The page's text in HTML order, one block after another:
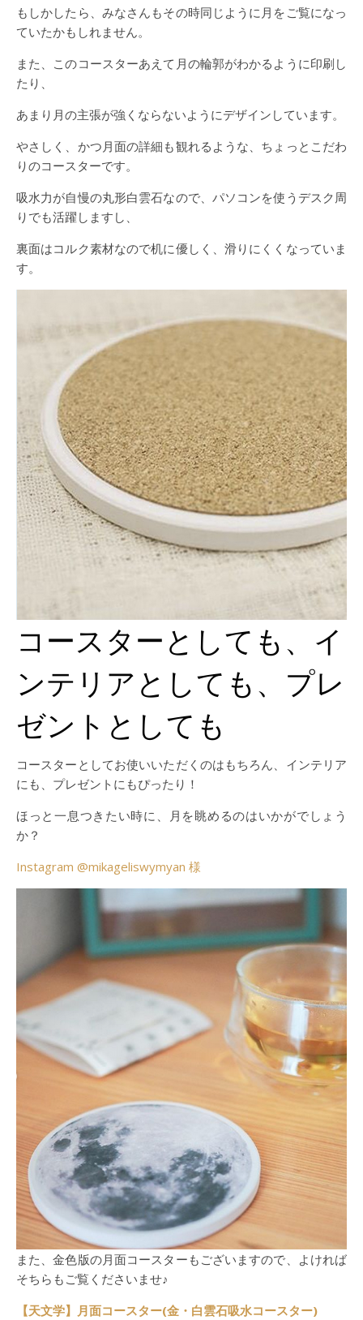
もしかしたら、みなさんもその時同じように月をご覧になっ
ていたかもしれません。
また、このコースターあえて月の輪郭がわかるように印刷し
たり、
あまり月の主張が強くならないようにデザインしています。
やさしく、かつ月面の詳細も観れるような、ちょっとこだわ
りのコースターです。
吸水力が自慢の丸形白雲石なので、パソコンを使うデスク周
りでも活躍しますし、
裏面はコルク素材なので机に優しく、滑りにくくなっていま
す。
コースターとしても、イ
ンテリアとしても、プレ
ゼントとしても
コースターとしてお使いいただくのはもちろん、インテリア
にも、プレゼントにもぴったり！
ほっと一息つきたい時に、月を眺めるのはいかがでしょう
か？
Instagram @mikageliswymyan 様
また、金色版の月面コースターもございますので、よければ
そちらもご覧くださいませ♪
【天文学】月面コースター(金・白雲石吸水コースター)